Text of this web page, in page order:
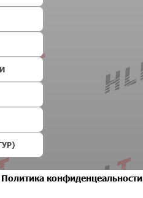
Политика конфиденцеальности